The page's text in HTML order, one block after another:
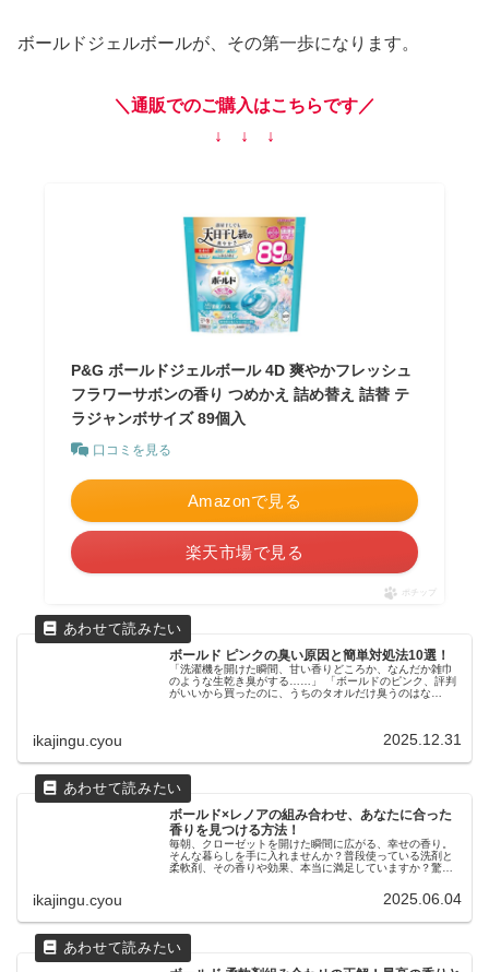
ボールドジェルボールが、その第一歩になります。
＼通販でのご購入はこちらです／
↓ ↓ ↓
P&G ボールドジェルボール 4D 爽やかフレッシュ
フラワーサボンの香り つめかえ 詰め替え 詰替 テ
ラジャンボサイズ 89個入
口コミを見る
Amazonで見る
楽天市場で見る
ポチップ
ボールド ピンクの臭い原因と簡単対処法10選！
「洗濯機を開けた瞬間、甘い香りどころか、なんだか雑巾
のような生乾き臭がする……」 「ボールドのピンク、評判
がいいから買ったのに、うちのタオルだけ臭うのはな
ikajingu.cyou 2025.12.31
ボールド×レノアの組み合わせ、あなたに合った
香りを見つける方法！
毎朝、クローゼットを開けた瞬間に広がる、幸せの香り。
そんな暮らしを手に入れませんか？普段使っている洗剤と
柔軟剤、その香りや効果、本当に満足していますか？驚く
ikajingu.cyou 2025.06.04